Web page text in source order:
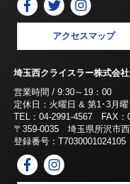
アクセスマップ
埼玉西クライスラー株式会
営業時間 / 9:30～19：00
定休日：火曜日 & 第1･3月曜
TEL：04-2991-4567 FAX：
〒359-0035 埼玉県所沢市
登録番号：T7030001024105